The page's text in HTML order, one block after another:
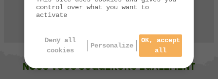
NOUS VOUS SUGGÉRONS ÉGALEMENT
control over what you want to
activate
Deny all
cookies
Personalize
OK, accept
all